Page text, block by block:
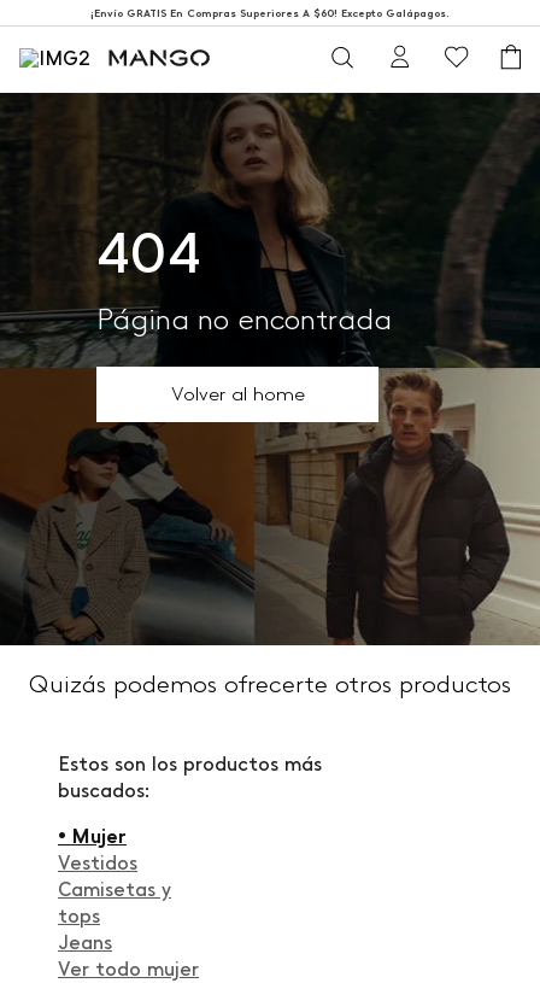
¡Envío GRATIS En Compras Superiores A $60! Excepto Galápagos.
404
Página no encontrada
Volver al home
Quizás podemos ofrecerte otros productos
Estos son los productos más
buscados:
• Mujer
Vestidos
Camisetas y
tops
Jeans
Ver todo mujer